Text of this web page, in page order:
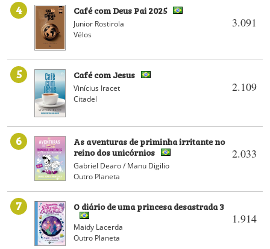
4
3.091
Café com Deus Pai 2025
Junior Rostirola
Vélos
5
2.109
Café com Jesus
Vinícius Iracet
Citadel
6
2.033
As aventuras de priminha irritante no
reino dos unicórnios
Gabriel Dearo / Manu Digilio
Outro Planeta
7
1.914
O diário de uma princesa desastrada 3
Maidy Lacerda
Outro Planeta